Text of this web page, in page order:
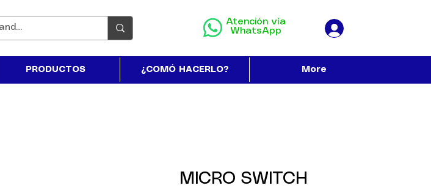
Atención vía
WhatsApp
PRODUCTOS ¿COMÓ HACERLO? More
MICRO SWITCH